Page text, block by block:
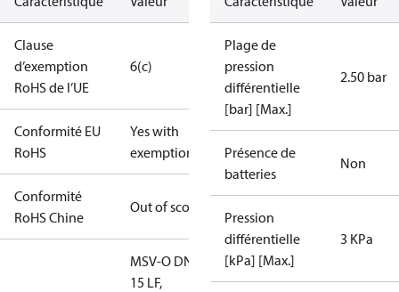
Clause
d’exemption
RoHS de l’UE
6(c)
Conformité EU
RoHS
Yes with
exemptions
Conformité
RoHS Chine
Out of scope
MSV-O DN
15 LF,
Plage de
pression
différentielle
[bar] [Max.]
2.50 bar
Présence de
batteries
Non
Pression
différentielle
[kPa] [Max.]
3 KPa